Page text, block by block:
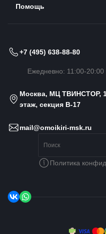
Помощь
+7 (495) 638-88-80
Ежедневно: 11:00-20:00
Москва, МЦ ТВИНСТОР,
этаж, секция B-17
mail@omoikiri-msk.ru
Политика